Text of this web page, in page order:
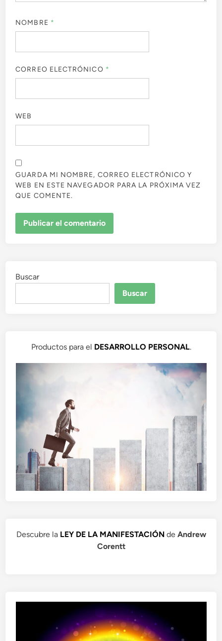
NOMBRE *
CORREO ELECTRÓNICO *
WEB
GUARDA MI NOMBRE, CORREO ELECTRÓNICO Y
WEB EN ESTE NAVEGADOR PARA LA PRÓXIMA VEZ
QUE COMENTE.
Buscar
Buscar
Productos para el DESARROLLO PERSONAL.
Descubre la LEY DE LA MANIFESTACIÓNde Andrew
Corentt